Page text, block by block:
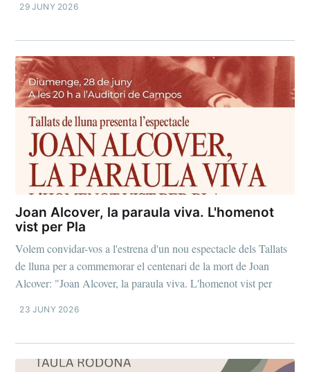
29 JUNY 2026
Joan Alcover, la paraula viva. L'homenot
vist per Pla
Volem convidar-vos a l'estrena d'un nou espectacle dels Tallats
de lluna per a commemorar el centenari de la mort de Joan
Alcover: "Joan Alcover, la paraula viva. L'homenot vist per
23 JUNY 2026